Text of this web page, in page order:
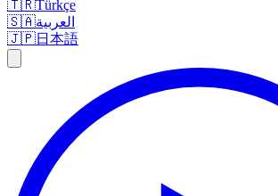
🇹🇷Türkçe
🇸🇦العربية
🇯🇵日本語